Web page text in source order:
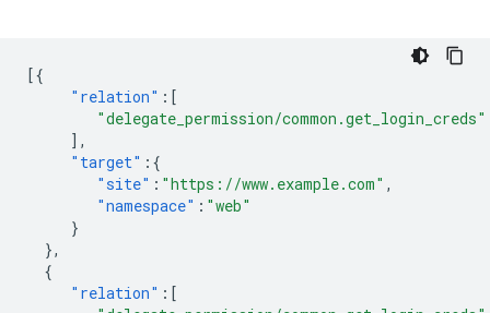
[{
"relation" :[
"delegate_permission/common.get_login_creds"
],
"target" :{
"site" : "https://www.example.com" ,
"namespace" : "web"
}
},
{
"relation" :[